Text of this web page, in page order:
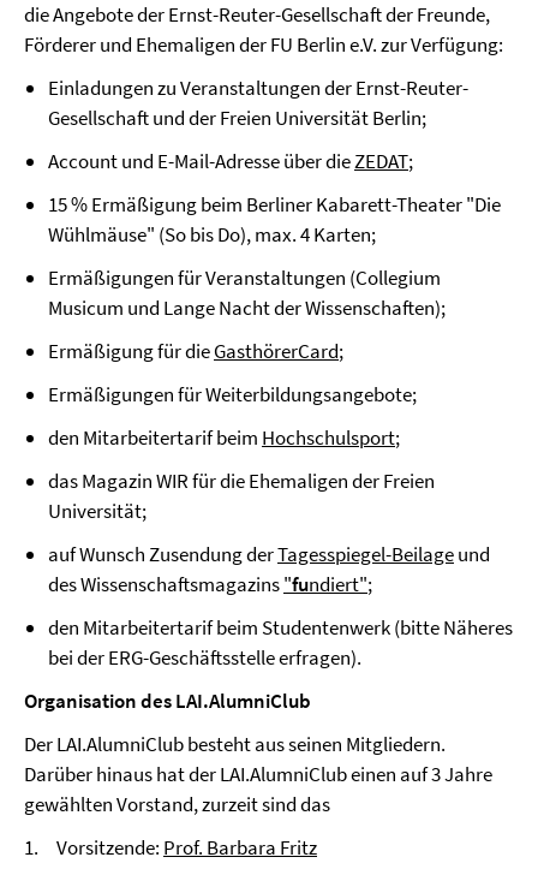
die Angebote der Ernst-Reuter-Gesellschaft der Freunde,
Förderer und Ehemaligen der FU Berlin e.V. zur Verfügung:
Einladungen zu Veranstaltungen der Ernst-Reuter-
Gesellschaft und der Freien Universität Berlin;
Account und E-Mail-Adresse über dieZEDAT;
15 % Ermäßigung beim Berliner Kabarett-Theater "Die
Wühlmäuse" (So bis Do), max. 4 Karten;
Ermäßigungen für Veranstaltungen (Collegium
Musicum und Lange Nacht der Wissenschaften);
Ermäßigung für dieGasthörerCard;
Ermäßigungen für Weiterbildungsangebote;
den Mitarbeitertarif beim Hochschulsport;
das Magazin WIR für die Ehemaligen der Freien
Universität;
auf Wunsch Zusendung derTagesspiegel-Beilageund
des Wissenschaftsmagazins"fundiert";
den Mitarbeitertarif beim Studentenwerk (bitte Näheres
bei der ERG-Geschäftsstelle erfragen).
Organisation des LAI.AlumniClub
Der LAI.AlumniClub besteht aus seinen Mitgliedern.
Darüber hinaus hat der LAI.AlumniClub einen auf 3 Jahre
gewählten Vorstand, zurzeit sind das
1. Vorsitzende: Prof. Barbara Fritz